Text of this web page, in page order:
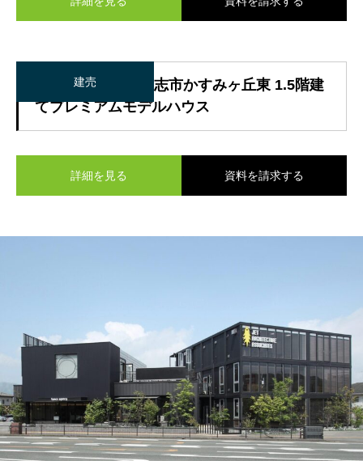
建売
【SOLD OUT】合志市かすみヶ丘東 1.5階建
てプレミアムモデルハウス
詳細を見る 資料を請求する